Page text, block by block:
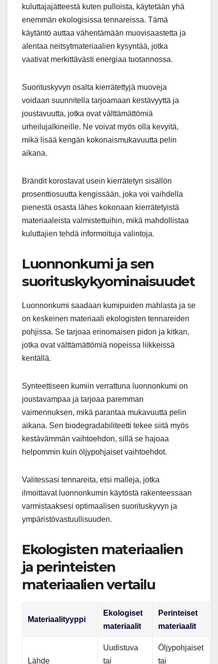
kuluttajajätteestä kuten pulloista, käytetään yhä
enemmän ekologisissa tennareissa. Tämä
käytäntö auttaa vähentämään muovisaastetta ja
alentaa neitsytmateriaalien kysyntää, jotka
vaativat merkittävästi energiaa tuotannossa.
Suorituskyvyn osalta kierrätettyjä muoveja
voidaan suunnitella tarjoamaan kestävyyttä ja
joustavuutta, jotka ovat välttämättömiä
urheilujalkineille. Ne voivat myös olla kevyitä,
mikä lisää kengän kokonaismukavuutta pelin
aikana.
Brändit korostavat usein kierrätetyn sisällön
prosenttiosuutta kengissään, joka voi vaihdella
pienestä osasta lähes kokonaan kierrätetyistä
materiaaleista valmistettuihin, mikä mahdollistaa
kuluttajien tehdä informoituja valintoja.
Luonnonkumi ja sen
suorituskykyominaisuudet
Luonnonkumi saadaan kumipuiden mahlasta ja se
on keskeinen materiaali ekologisten tennareiden
pohjissa. Se tarjoaa erinomaisen pidon ja kitkan,
jotka ovat välttämättömiä nopeissa liikkeissä
kentällä.
Synteettiseen kumiin verrattuna luonnonkumi on
joustavampaa ja tarjoaa paremman
vaimennuksen, mikä parantaa mukavuutta pelin
aikana. Sen biodegradabiliteetti tekee siitä myös
kestävämmän vaihtoehdon, sillä se hajoaa
helpommin kuin öljypohjaiset vaihtoehdot.
Valitessasi tennareita, etsi malleja, jotka
ilmoittavat luonnonkumin käytöstä rakenteessaan
varmistaaksesi optimaalisen suorituskyvyn ja
ympäristövastuullisuuden.
Ekologisten materiaalien
ja perinteisten
materiaalien vertailu
Materiaalityyppi
Ekologiset
materiaalit
Perinteiset
materiaalit
Lähde
Uudistuva
tai
Öljypohjaiset
tai